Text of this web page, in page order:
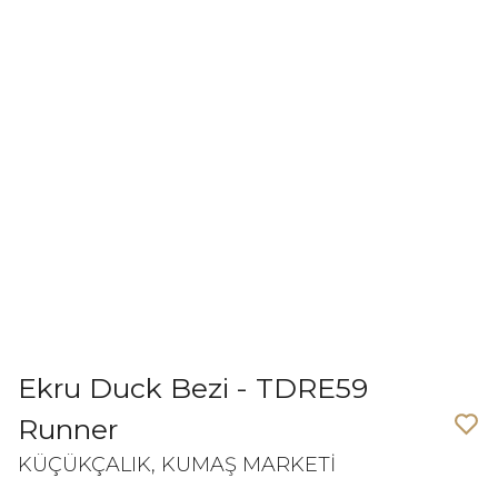
Ekru Duck Bezi - TDRE59
Runner
KÜÇÜKÇALIK, KUMAŞ MARKETİ